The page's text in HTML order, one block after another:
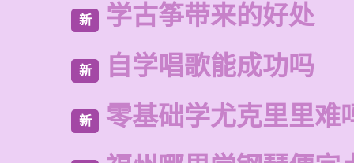
新 学古筝带来的好处
新 自学唱歌能成功吗
新 零基础学尤克里里难